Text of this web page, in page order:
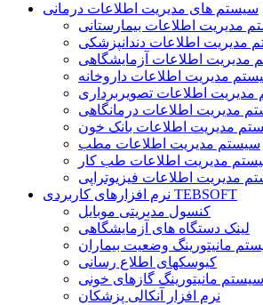
سیستم های مدیریت اطلاعات درمانی
مدیریت اطلاعات بیمارستانی
مدیریت اطلاعات دندانپزشکی
مدیریت اطلاعات آزمایشگاهی
مدیریت اطلاعات داروخانه
اطلاعات تصویربرداری
مدیریت اطلاعات درمانگاهی
مدیریت اطلاعات بانک خون
سیستم مدیریت اطلاعات مطب
مدیریت اطلاعات طب کار
مدیریت اطلاعات فیزیوتراپی
نرم افزارهای کاربردی TEBSOFT
کنسول مدیریتی موبایل
لینک دستگاه های آزمایشگاهی
مانیتورینگ وضعیت بیماران
کیوسکهای اطلاع رسانی
سیستم مانیتورینگ گازهای خونی
نرم افزار آنکالی پزشکان